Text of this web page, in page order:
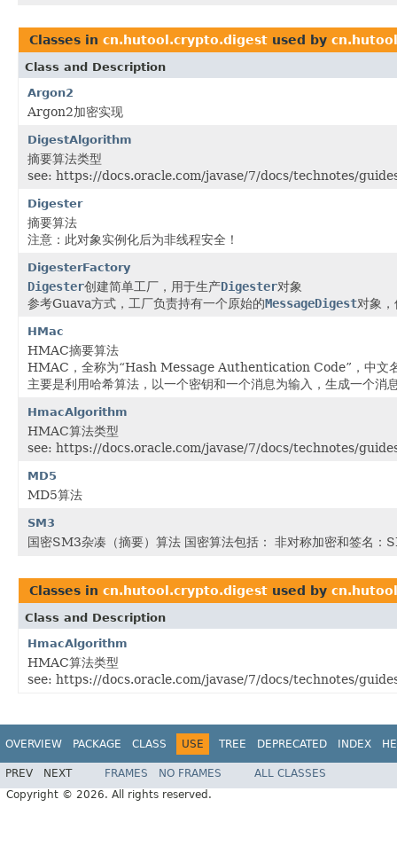
Classes in cn.hutool.crypto.digest used by
Class and Description
Argon2
Argon2加密实现
DigestAlgorithm
摘要算法类型
see: https://docs.oracle.com/javase/7/docs/technotes/
Digester
摘要算法
注意：此对象实例化后为非线程安全！
DigesterFactory
Digester创建简单工厂，用于生产Digester对象
参考Guava方式，工厂负责持有一个原始的MessageDigest对象
HMac
HMAC摘要算法
HMAC，全称为“Hash Message Authentication Code”，中文
主要是利用哈希算法，以一个密钥和一个消息为输入，生成一个消
HmacAlgorithm
HMAC算法类型
see: https://docs.oracle.com/javase/7/docs/technotes/
MD5
MD5算法
SM3
国密SM3杂凑（摘要）算法 国密算法包括： 非对称加密和签名
Classes in cn.hutool.crypto.digest used by
Class and Description
HmacAlgorithm
HMAC算法类型
see: https://docs.oracle.com/javase/7/docs/technotes/
OVERVIEW PACKAGE CLASS USE TREE DEPRECATED INDEX
PREV NEXT FRAMES NO FRAMES
ALL CLASSES
Copyright © 2026. All rights reserved.